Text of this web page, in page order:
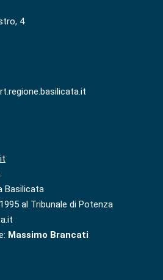
4
Basilicata
al Tribunale di Potenza
Massimo Brancati